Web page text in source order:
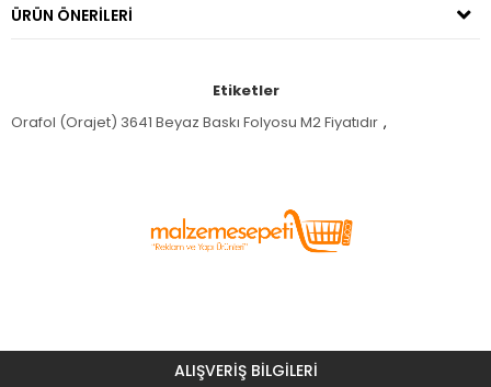
ÜRÜN ÖNERILERI
Etiketler
Orafol (Orajet) 3641 Beyaz Baskı Folyosu M2 Fiyatıdır ,
ALIŞVERİŞ BİLGİLERİ